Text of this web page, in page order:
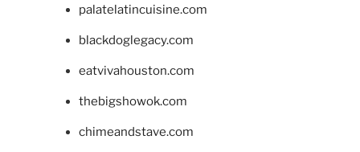
palatelatincuisine.com
blackdoglegacy.com
eatvivahouston.com
thebigshowok.com
chimeandstave.com